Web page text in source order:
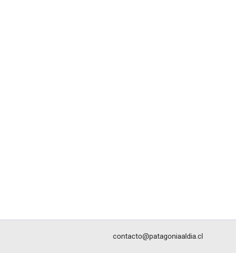
contacto@patagoniaaldia.cl